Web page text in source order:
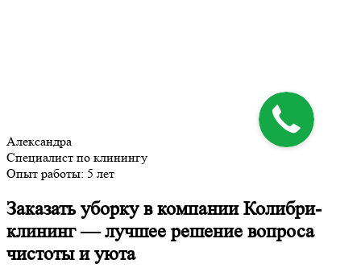
Александра
Специалист по клинингу
Опыт работы: 5 лет
Заказать уборку в компании Колибри-
клининг — лучшее решение вопроса
чистоты и уюта